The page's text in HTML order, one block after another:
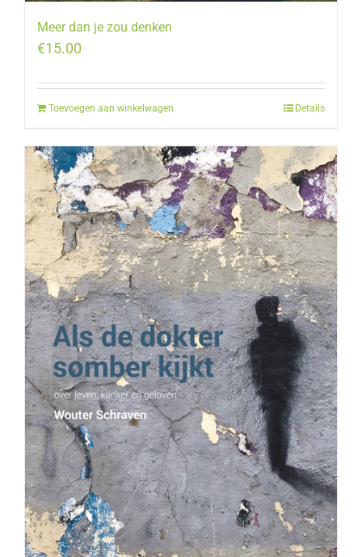
Meer dan je zou denken
€15.00
Toevoegen aan winkelwagen Details